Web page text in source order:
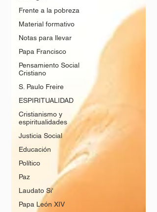
Frente a la pobreza
Material formativo
Notas para llevar
Papa Francisco
Pensamiento Social
Cristiano
S. Paulo Freire
ESPIRITUALIDAD
Cristianismo y
espiritualidades
Justicia Social
Educación
Político
Paz
Laudato Si'
Papa León XIV